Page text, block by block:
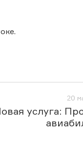
20
услуга: